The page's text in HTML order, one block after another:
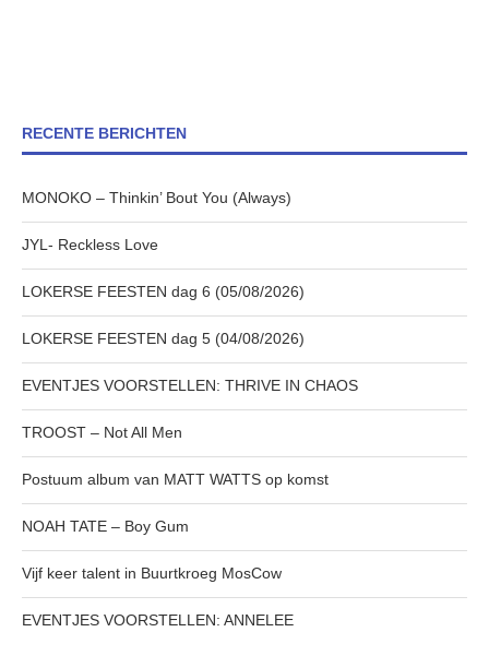
RECENTE BERICHTEN
MONOKO – Thinkin’ Bout You (Always)
JYL- Reckless Love
LOKERSE FEESTEN dag 6 (05/08/2026)
LOKERSE FEESTEN dag 5 (04/08/2026)
EVENTJES VOORSTELLEN: THRIVE IN CHAOS
TROOST – Not All Men
Postuum album van MATT WATTS op komst
NOAH TATE – Boy Gum
Vijf keer talent in Buurtkroeg MosCow
EVENTJES VOORSTELLEN: ANNELEE